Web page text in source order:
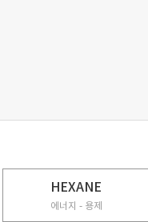
HEXANE
에너지 - 용제